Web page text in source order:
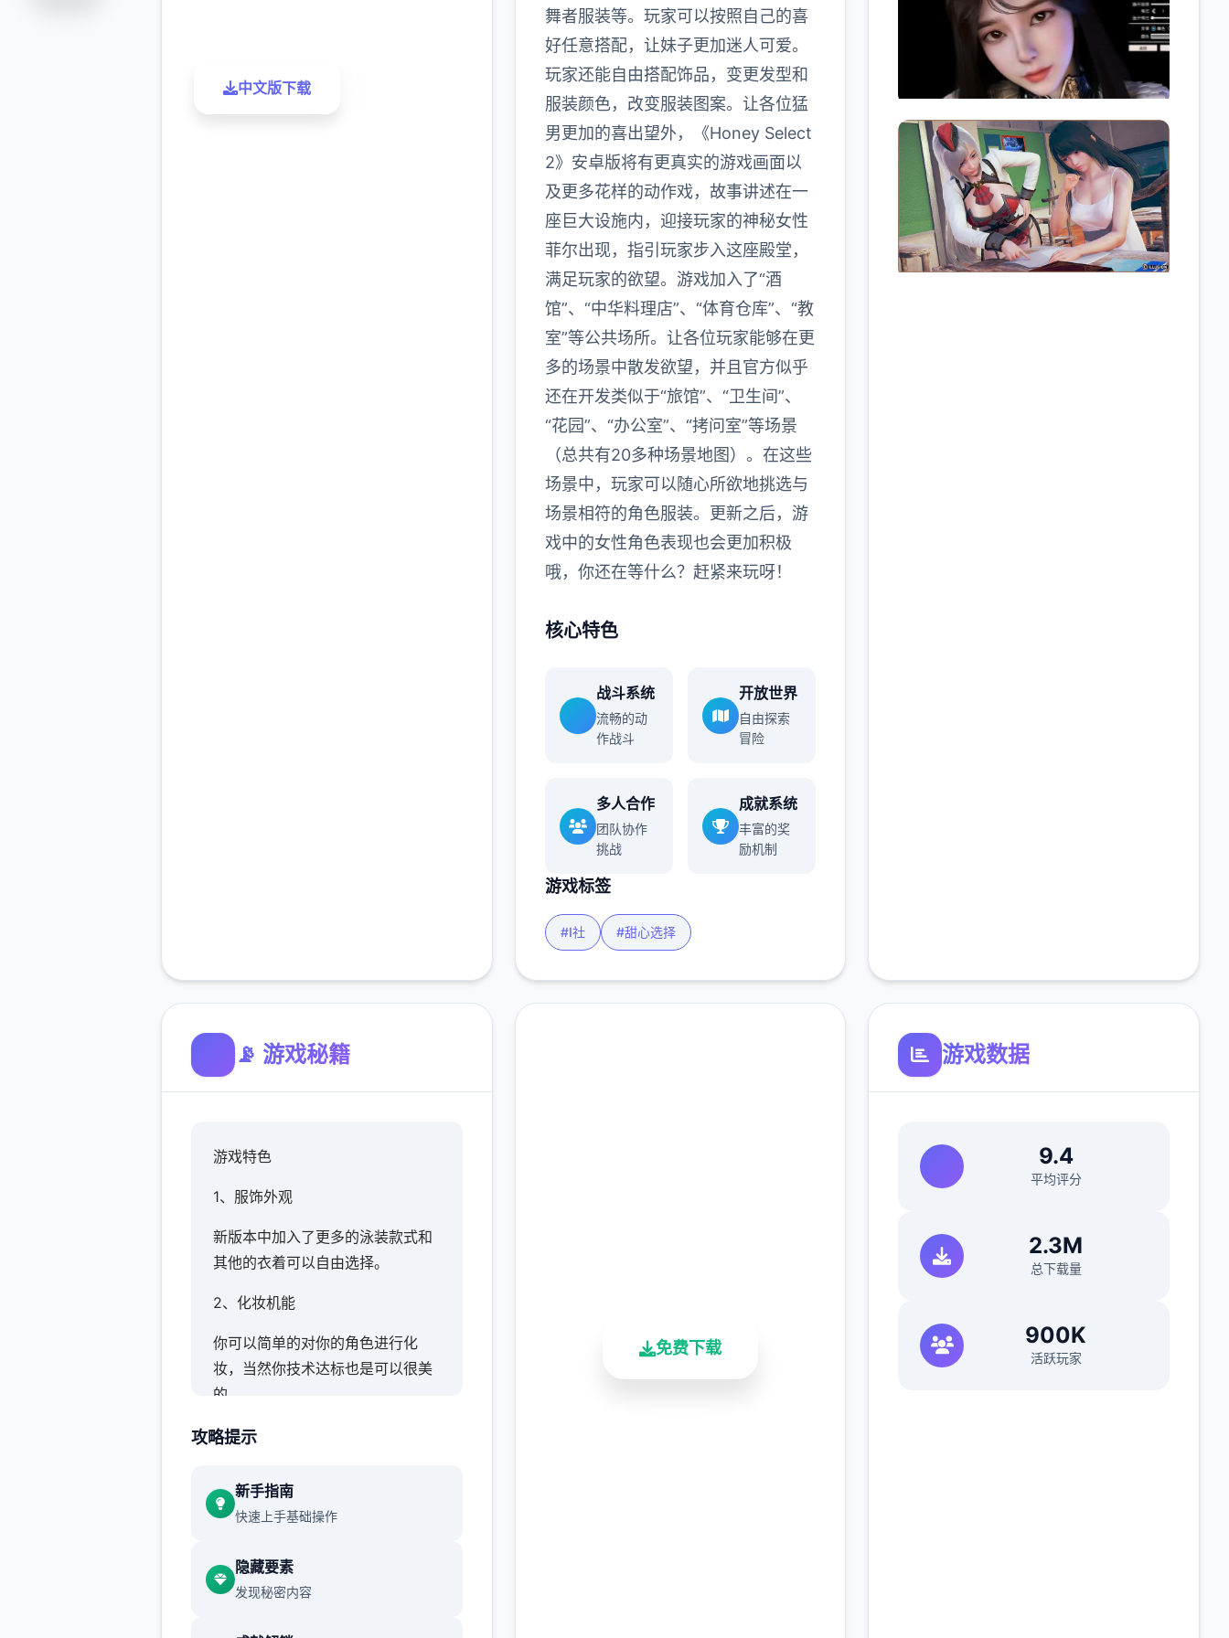
中文版下载
舞者服装等。玩家可以按照自己的喜
好任意搭配，让妹子更加迷人可爱。
玩家还能自由搭配饰品，变更发型和
服装颜色，改变服装图案。让各位猛
男更加的喜出望外，《Honey Select
2》安卓版将有更真实的游戏画面以
及更多花样的动作戏，故事讲述在一
座巨大设施内，迎接玩家的神秘女性
菲尔出现，指引玩家步入这座殿堂，
满足玩家的欲望。游戏加入了“酒
馆”、“中华料理店”、“体育仓库”、“教
室”等公共场所。让各位玩家能够在更
多的场景中散发欲望，并且官方似乎
还在开发类似于“旅馆”、“卫生间”、
“花园”、“办公室”、“拷问室”等场景
（总共有20多种场景地图）。在这些
场景中，玩家可以随心所欲地挑选与
场景相符的角色服装。更新之后，游
戏中的女性角色表现也会更加积极
哦，你还在等什么？赶紧来玩呀！
核心特色
战斗系统
流畅的动
作战斗
开放世界
自由探索
冒险
多人合作
团队协作
挑战
成就系统
丰富的奖
励机制
游戏标签
#I社 #甜心选择
📡 游戏秘籍
游戏特色
1、服饰外观
新版本中加入了更多的泳装款式和
其他的衣着可以自由选择。
2、化妆机能
你可以简单的对你的角色进行化
妆，当然你技术达标也是可以很美
的。
3、各式场景
了，你可以去各种地方享受预约的
生活。
4、实时演算
算获得的，每次都会有不同表现，
攻略提示
新手指南
快速上手基础操作
隐藏要素
发现秘密内容
免费下载
游戏数据
9.4
平均评分
2.3M
总下载量
900K
活跃玩家